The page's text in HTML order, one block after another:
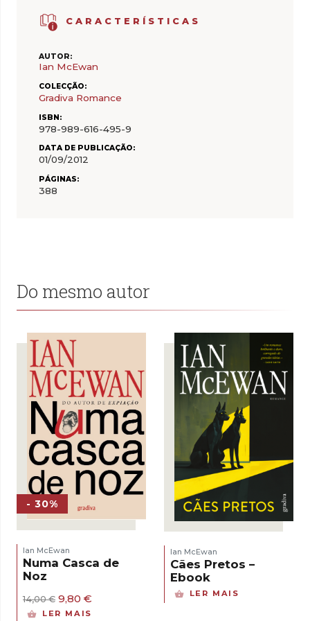
CARACTERÍSTICAS
AUTOR:
Ian McEwan
COLECÇÃO:
Gradiva Romance
ISBN:
978-989-616-495-9
DATA DE PUBLICAÇÃO:
01/09/2012
PÁGINAS:
388
Do mesmo autor
- 30%
Ian McEwan
Numa Casca de
Noz
14,00€ O
preço
9,80 €
LER MAIS
Ian McEwan
Cães Pretos –
Ebook
LER MAIS